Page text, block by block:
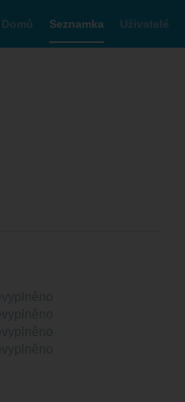
Domů Seznamka Uživatelé